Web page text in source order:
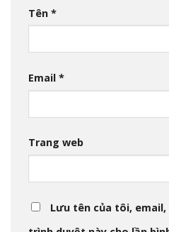
Tên *
Email *
Trang web
Lưu tên của tôi,